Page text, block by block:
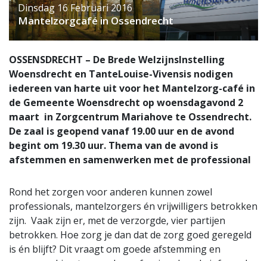
Dinsdag 16 Februari 2016
Mantelzorgcafé in Ossendrecht
OSSENSDRECHT – De Brede WelzijnsInstelling
Woensdrecht en TanteLouise-Vivensis nodigen
iedereen van harte uit voor het Mantelzorg-café in
de Gemeente Woensdrecht op woensdagavond 2
maart in Zorgcentrum Mariahove te Ossendrecht.
De zaal is geopend vanaf 19.00 uur en de avond
begint om 19.30 uur. Thema van de avond is
afstemmen en samenwerken met de professional
Rond het zorgen voor anderen kunnen zowel
professionals, mantelzorgers én vrijwilligers betrokken
zijn. Vaak zijn er, met de verzorgde, vier partijen
betrokken. Hoe zorg je dan dat de zorg goed geregeld
is én blijft? Dit vraagt om goede afstemming en